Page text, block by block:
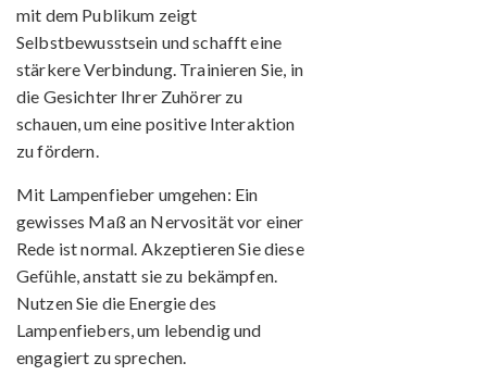
mit dem Publikum zeigt
Selbstbewusstsein und schafft eine
stärkere Verbindung. Trainieren Sie, in
die Gesichter Ihrer Zuhörer zu
schauen, um eine positive Interaktion
zu fördern.
Mit Lampenfieber umgehen: Ein
gewisses Maß an Nervosität vor einer
Rede ist normal. Akzeptieren Sie diese
Gefühle, anstatt sie zu bekämpfen.
Nutzen Sie die Energie des
Lampenfiebers, um lebendig und
engagiert zu sprechen.